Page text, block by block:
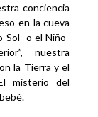
conciencia
en la cueva
Sol o el Niño-
nuestra
la Tierra y el
misterio del